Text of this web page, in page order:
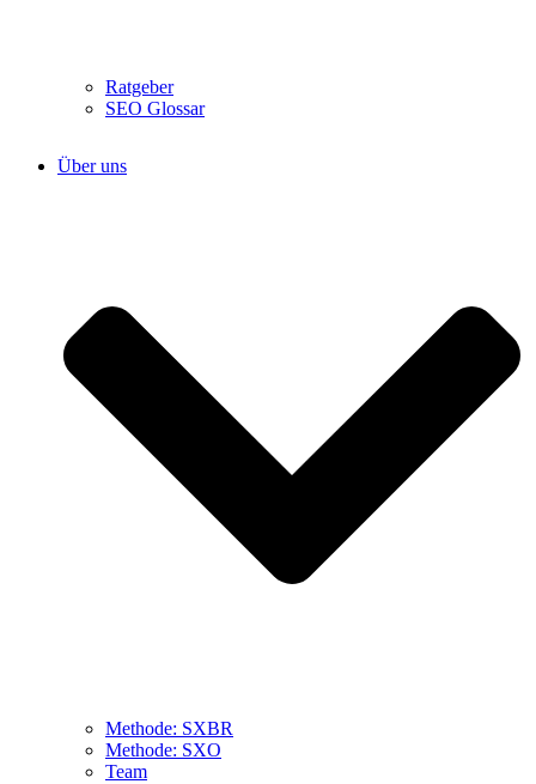
Ratgeber
SEO Glossar
Über uns
Methode: SXBR
Methode: SXO
Team